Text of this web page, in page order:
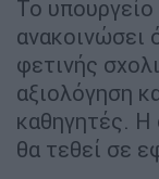
Το υπουργείο
ανακοινώσει
φετινής
αξιολόγηση
καθηγητές. Η
θα τεθεί σε